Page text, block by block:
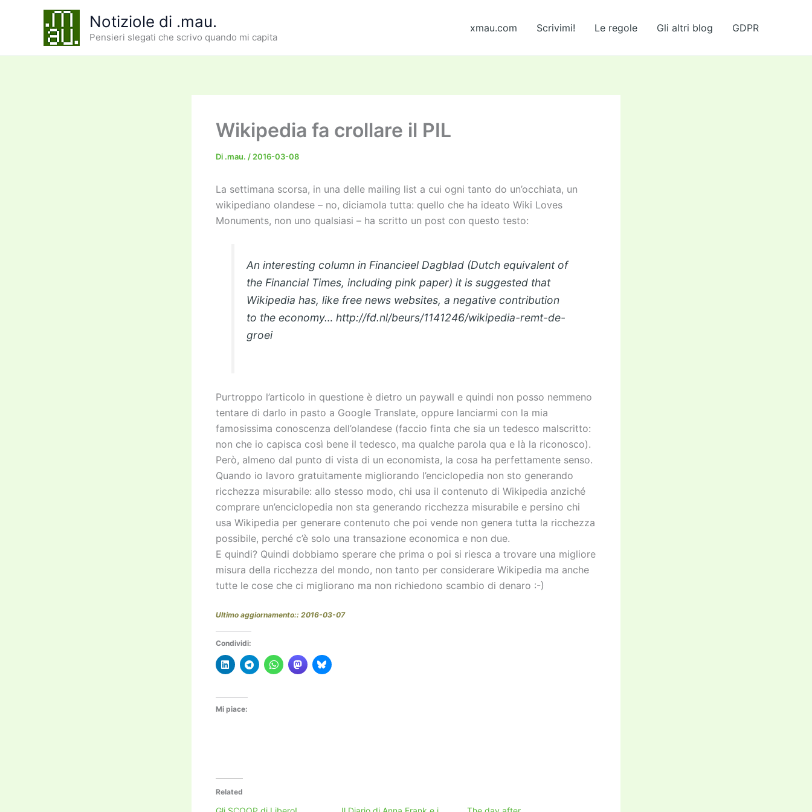
Notiziole di .mau.
Pensieri slegati che scrivo quando mi capita
xmau.com Scrivimi! Le regole Gli altri blog GDPR
Wikipedia fa crollare il PIL
Di .mau. / 2016-03-08
La settimana scorsa, in una delle mailing list a cui ogni tanto do un’occhiata, un
wikipediano olandese – no, diciamola tutta: quello che ha ideato Wiki Loves
Monuments, non uno qualsiasi – ha scritto un post con questo testo:
An interesting column in Financieel Dagblad (Dutch equivalent of
the Financial Times, including pink paper) it is suggested that
Wikipedia has, like free news websites, a negative contribution
to the economy… http://fd.nl/beurs/1141246/wikipedia-remt-de-
groei
Purtroppo l’articolo in questione è dietro un paywall e quindi non posso nemmeno
tentare di darlo in pasto a Google Translate, oppure lanciarmi con la mia
famosissima conoscenza dell’olandese (faccio finta che sia un tedesco malscritto:
non che io capisca così bene il tedesco, ma qualche parola qua e là la riconosco).
Però, almeno dal punto di vista di un economista, la cosa ha perfettamente senso.
Quando io lavoro gratuitamente migliorando l’enciclopedia non sto generando
ricchezza misurabile: allo stesso modo, chi usa il contenuto di Wikipedia anziché
comprare un’enciclopedia non sta generando ricchezza misurabile e persino chi
usa Wikipedia per generare contenuto che poi vende non genera tutta la ricchezza
possibile, perché c’è solo una transazione economica e non due.
E quindi? Quindi dobbiamo sperare che prima o poi si riesca a trovare una migliore
misura della ricchezza del mondo, non tanto per considerare Wikipedia ma anche
tutte le cose che ci migliorano ma non richiedono scambio di denaro :-)
Ultimo aggiornamento:: 2016-03-07
Condividi:
Mi piace:
Related